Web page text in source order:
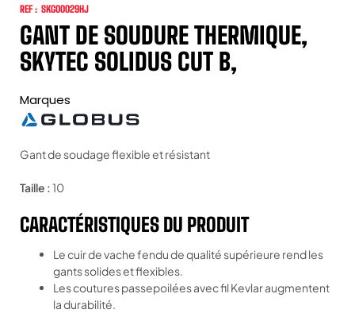
REF : SKG00029HJ
GANT DE SOUDURE THERMIQUE,
SKYTEC SOLIDUS CUT B,
Marques
Gant de soudage flexible et résistant
Taille :10
CARACTÉRISTIQUES DU PRODUIT
Le cuir de vache fendu de qualité supérieure rend les
gants solides et flexibles.
Les coutures passepoilées avec fil Kevlar augmentent
la durabilité.